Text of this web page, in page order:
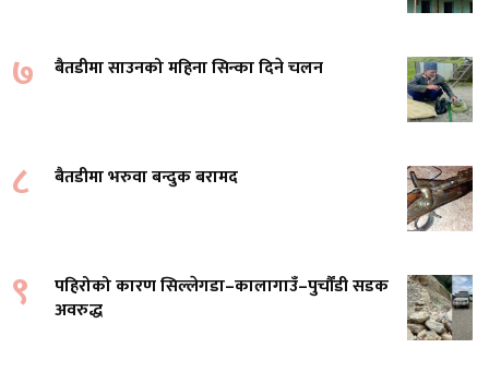
७ बैतडीमा साउनको महिना सिन्का दिने चलन
८ बैतडीमा भरुवा बन्दुक बरामद
९
पहिरोको कारण सिल्लेगडा–कालागाउँ–पुर्चौंडी सडक
अवरुद्ध